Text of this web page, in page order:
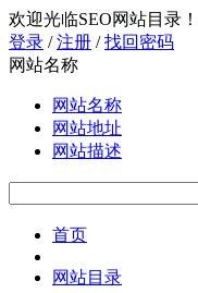
欢迎光临SEO网站目录！
登录 /注册 /找回密码
网站名称
网站名称
网站地址
网站描述
首页
网站目录